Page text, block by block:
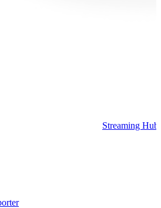
Streaming Hub